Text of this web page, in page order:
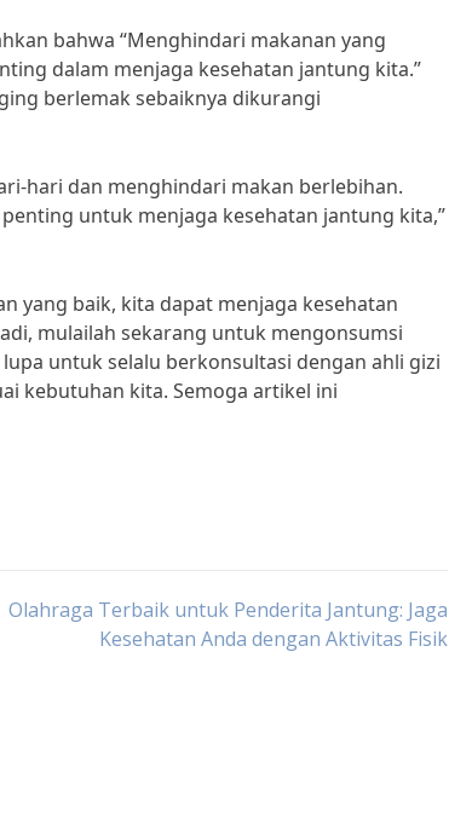
bahwa “Menghindari makanan yang
dalam menjaga kesehatan jantung kita.”
berlemak sebaiknya dikurangi
hari dan menghindari makan berlebihan.
untuk menjaga kesehatan jantung kita,”
yang baik, kita dapat menjaga kesehatan
mulailah sekarang untuk mengonsumsi
untuk selalu berkonsultasi dengan ahli gizi
kebutuhan kita. Semoga artikel ini
Olahraga Terbaik untuk Penderita Jantung: Jaga
Kesehatan Anda dengan Aktivitas Fisik